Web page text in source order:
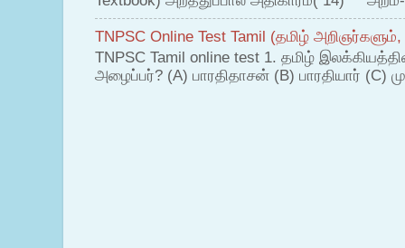
TNPSC Online Test Tamil (தமிழ்
TNPSC Tamil online test 1. தமிழ்
அழைப்பர்? (A) பாரதிதாசன் (B) பாரதியார் (C)